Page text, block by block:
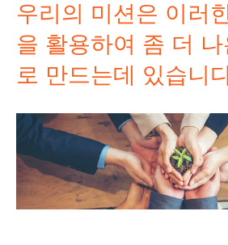
우리의 미션은 이러
을 활용하여 좀 더
로 만드는데 있습니